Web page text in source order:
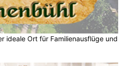
ideale Ort für Familienausflüge und